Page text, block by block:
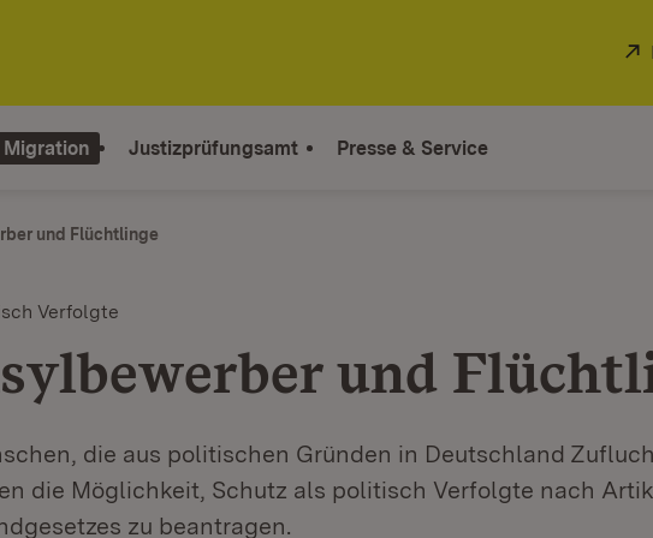
Migration Justizprüfungsamt Presse & Service
und Flüchtlinge
Verfolgte
und
die aus politischen Gründen in Deutschland
die Möglichkeit, Schutz als politisch Verfolgte nach
zu beantragen.